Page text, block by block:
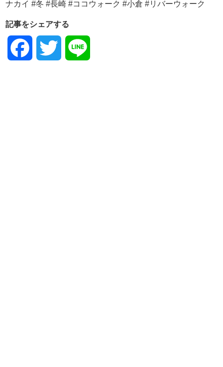
記事をシェアする
Facebook Twitter